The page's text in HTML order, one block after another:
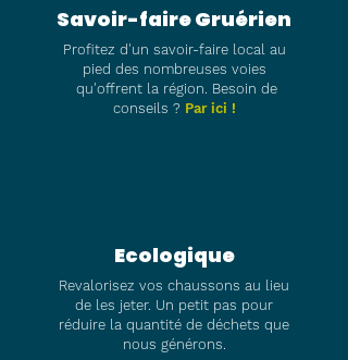
Savoir-faire Gruérien
Profitez d'un savoir-faire local au
pied des nombreuses voies
qu'offrent la région. Besoin de
conseils ? Par ici !
Ecologique
Revalorisez vos chaussons au lieu
de les jeter. Un petit pas pour
réduire la quantité de déchets que
nous générons.